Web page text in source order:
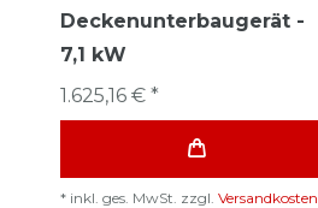
Deckenunterbaugerät -
7,1 kW
1.625,16 € *
* inkl. ges. MwSt. zzgl. Versandkosten